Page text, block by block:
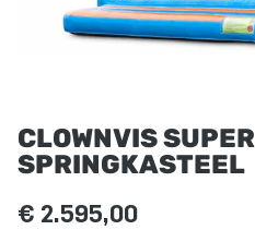
CLOWNVIS SUPER
SPRINGKASTEEL
€ 2.595,00